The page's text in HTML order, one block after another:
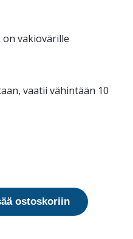
vakiovärille
vaatii vähintään 10
800 määrä
ostoskoriin